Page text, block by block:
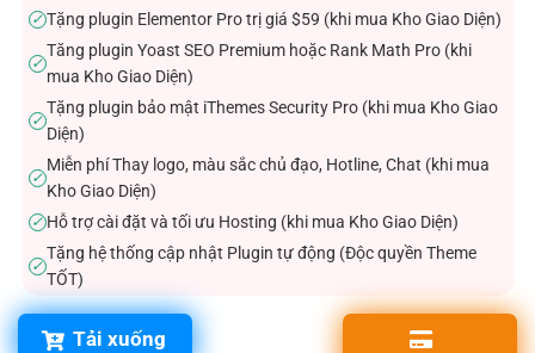
✓Tặng plugin Elementor Pro trị giá $59 (khi mua Kho Giao Diện)
✓
Tăng plugin Yoast SEO Premium hoặc Rank Math Pro (khi
mua Kho Giao Diện)
✓
Tặng plugin bảo mật iThemes Security Pro (khi mua Kho Giao
Diện)
✓
Miễn phí Thay logo, màu sắc chủ đạo, Hotline, Chat (khi mua
Kho Giao Diện)
✓Hỗ trợ cài đặt và tối ưu Hosting (khi mua Kho Giao Diện)
✓
Tặng hệ thống cập nhật Plugin tự động (Độc quyền Theme
TỐT)
Tải xuống